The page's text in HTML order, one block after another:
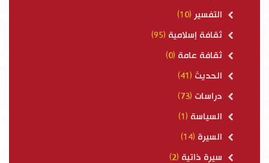
التفسير (10)
ثقافة إسلامية (95)
ثقافة عامة (0)
الحديث (41)
دراسات (73)
السياسة (1)
السيرة (14)
سيرة ذاتية (2)